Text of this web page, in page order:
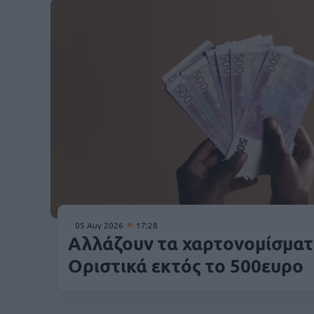
05 Αυγ 2026 17:28
Αλλάζουν τα
Οριστικά εκτός το 500ευρο